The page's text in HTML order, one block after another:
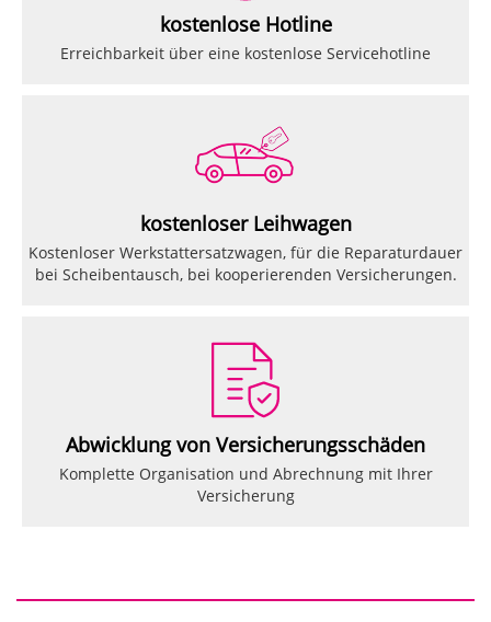
kostenlose Hotline
Erreichbarkeit über eine kostenlose Servicehotline
kostenloser Leihwagen
Kostenloser Werkstattersatzwagen, für die Reparaturdauer
bei Scheibentausch, bei kooperierenden Versicherungen.
Abwicklung von Versicherungsschäden
Komplette Organisation und Abrechnung mit Ihrer
Versicherung